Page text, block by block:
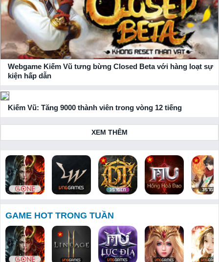
Webgame Kiếm Vũ tưng bừng Closed Beta với hàng loạt sự
kiện hấp dẫn
Kiếm Vũ: Tăng 9000 thành viên trong vòng 12 tiếng
XEM THÊM
Anh Hùng
GAME HOT TRONG TUẦN